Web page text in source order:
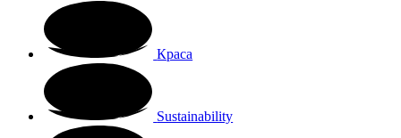
Краса
Sustainability